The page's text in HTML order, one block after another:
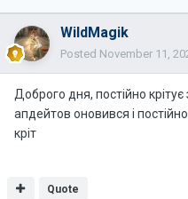
WildMagik
Posted November 11,
Доброго дня, постійно
апдейтов оновився і
кріт
Quote